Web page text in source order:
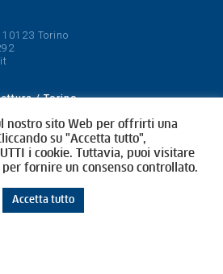
Torino
/ Torino
nostro sito Web per offrirti una
su "Accetta tutto",
i cookie. Tuttavia, puoi visitare
fornire un consenso controllato.
Accetta tutto